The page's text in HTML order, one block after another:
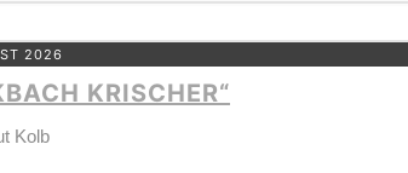
2026
KRISCHER“
Kolb